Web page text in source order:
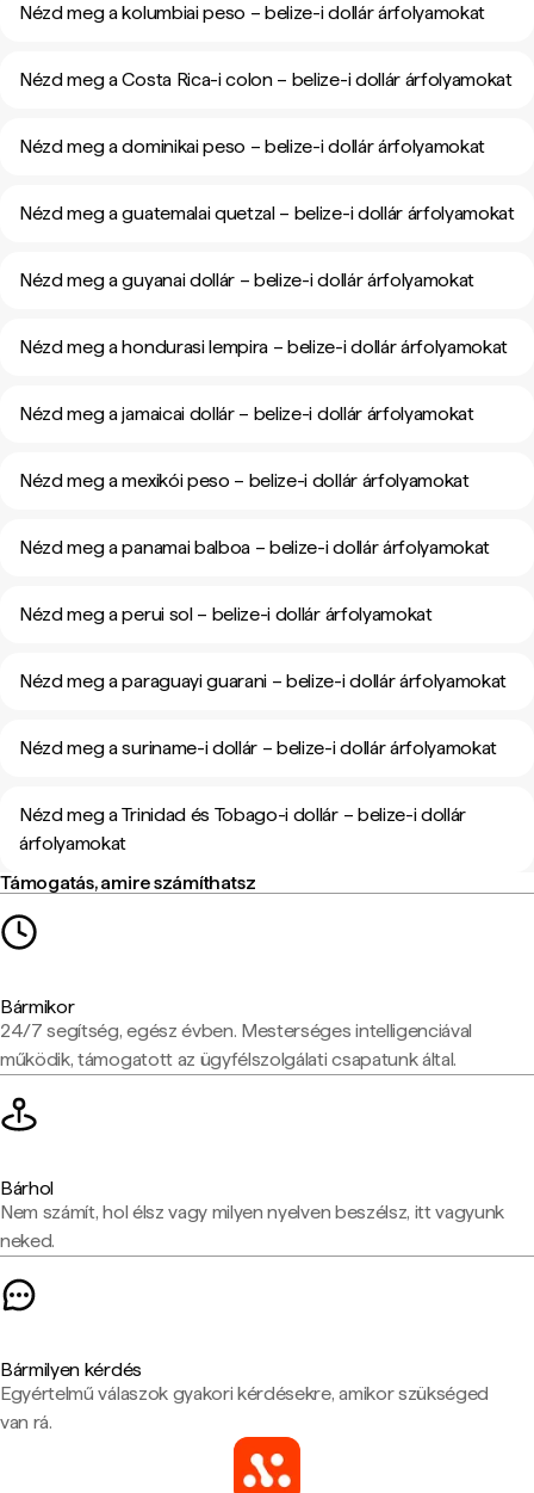
Nézd meg a kolumbiai peso – belize-i dollár árfolyamokat
Nézd meg a Costa Rica-i colon – belize-i dollár árfolyamokat
Nézd meg a dominikai peso – belize-i dollár árfolyamokat
Nézd meg a guatemalai quetzal – belize-i dollár árfolyamokat
Nézd meg a guyanai dollár – belize-i dollár árfolyamokat
Nézd meg a hondurasi lempira – belize-i dollár árfolyamokat
Nézd meg a jamaicai dollár – belize-i dollár árfolyamokat
Nézd meg a mexikói peso – belize-i dollár árfolyamokat
Nézd meg a panamai balboa – belize-i dollár árfolyamokat
Nézd meg a perui sol – belize-i dollár árfolyamokat
Nézd meg a paraguayi guarani – belize-i dollár árfolyamokat
Nézd meg a suriname-i dollár – belize-i dollár árfolyamokat
Nézd meg a Trinidad és Tobago-i dollár – belize-i dollár
árfolyamokat
Támogatás, amire számíthatsz
Bármikor
24/7 segítség, egész évben. Mesterséges intelligenciával
működik, támogatott az ügyfélszolgálati csapatunk által.
Bárhol
Nem számít, hol élsz vagy milyen nyelven beszélsz, itt vagyunk
neked.
Bármilyen kérdés
Egyértelmű válaszok gyakori kérdésekre, amikor szükséged
van rá.